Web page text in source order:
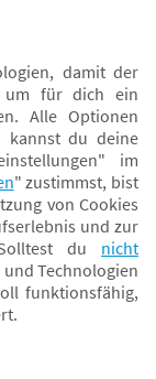
Preis gilt -
Onlineshop oder bei
Der für den
Franchise-
der
Abholen“ kann
Zahlarten: